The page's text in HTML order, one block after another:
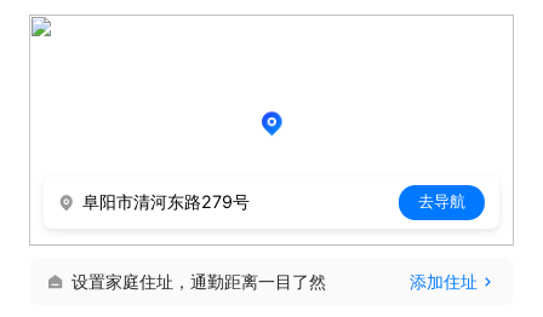
阜阳市清河东路279号 去导航
设置家庭住址，通勤距离一目了然 添加住址